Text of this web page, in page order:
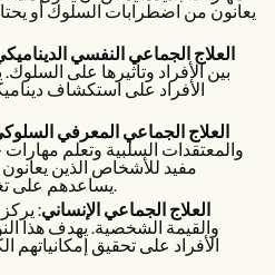
يعانون من اضطرابات السلوك أو
العلاج الجماعي النفسي
بين الأفراد وتأثيرها على
الأفراد على استكشاف
العلاج الجماعي المعرفي
والمعتقدات السلبية وتعلم مهارات
مفيد للأشخاص الذين
يساعدهم على تغيير أنماط التفكير السلبية.
العلاج الجماعي الإنساني:
والقيمة الشخصية. يهدف هذا
الأفراد على تحقيق إمكانياتهم